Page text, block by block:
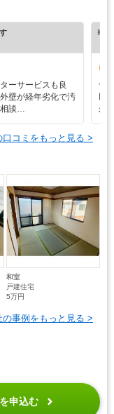
ーサービスも良
壁が経年劣化で汚
談…
※ホ
十
以
か
口コミをもっと見る >
和室
戸建住宅
5万円
の事例をもっと見る >
申込む